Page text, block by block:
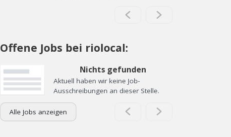
Offene Jobs bei riolocal:
Nichts gefunden
Aktuell haben wir keine Job-
Ausschreibungen an dieser Stelle.
Alle Jobs anzeigen